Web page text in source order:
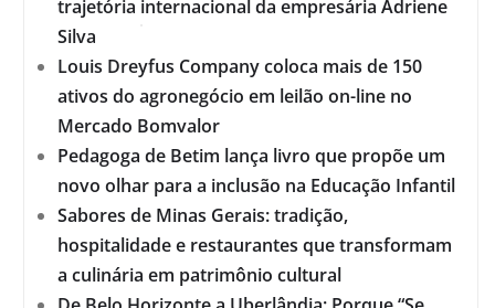
trajetória internacional da empresária Adriene
Silva
Louis Dreyfus Company coloca mais de 150
ativos do agronegócio em leilão on-line no
Mercado Bomvalor
Pedagoga de Betim lança livro que propõe um
novo olhar para a inclusão na Educação Infantil
Sabores de Minas Gerais: tradição,
hospitalidade e restaurantes que transformam
a culinária em patrimônio cultural